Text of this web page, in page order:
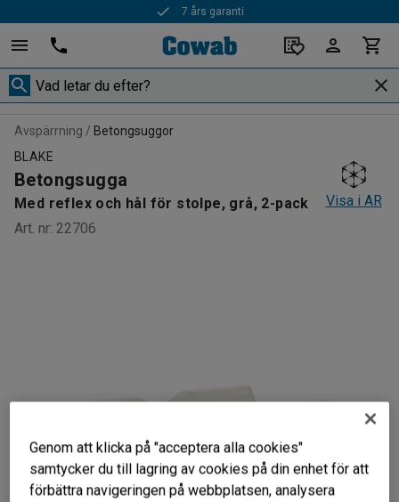
7 års garanti
Avspärrning
Betongsuggor
BLAKE
Betongsugga
Med reflex och hål för stolpe, grå, 2-pack
Art. nr: 22706
Visa i AR
Genom att klicka på "acceptera alla cookies"
samtycker du till lagring av cookies på din enhet för att
förbättra navigeringen på webbplatsen, analysera